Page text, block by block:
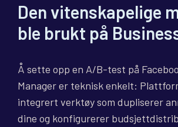
Den vitenskapelige
ble brukt på
Å sette opp en A/B-test på
Manager er teknisk enkelt:
integrert verktøy som dupliserer
dine og konfigurerer